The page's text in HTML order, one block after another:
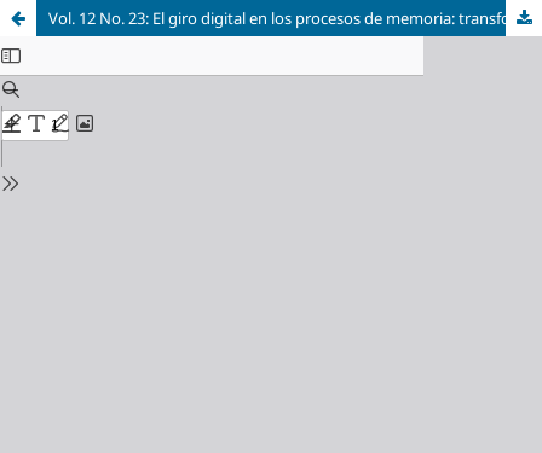
Vol. 12 No. 23: El giro digital en los procesos de memoria: transformaciones en la producción del recuerdo y del olvido